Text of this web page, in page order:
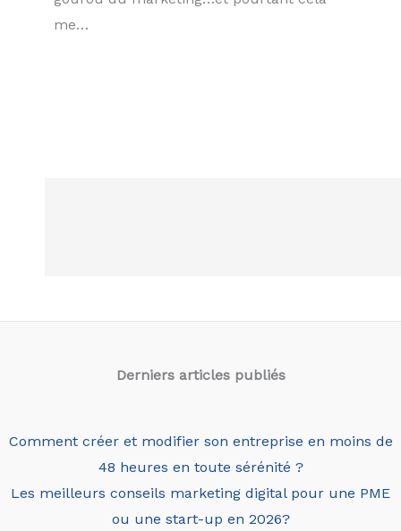
me…
Derniers articles publiés
Comment créer et modifier son entreprise en moins de
48 heures en toute sérénité ?
Les meilleurs conseils marketing digital pour une PME
ou une start-up en 2026?